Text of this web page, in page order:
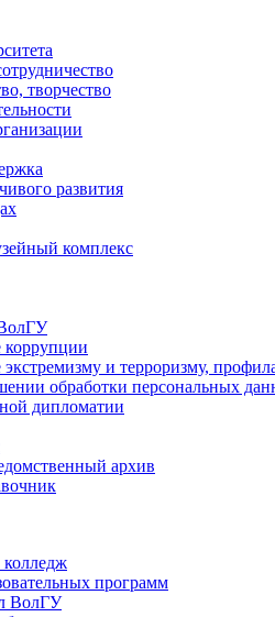
творчество
развития
комплекс
коррупции
и терроризму,
обработки персональных
дипломатии
архив
колледж
программ
ВолГУ